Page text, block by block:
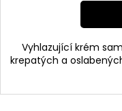
Vyhlazující krém
krepatých a